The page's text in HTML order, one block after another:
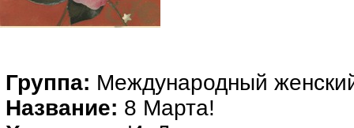
Группа: Международный
Название: 8 Марта!